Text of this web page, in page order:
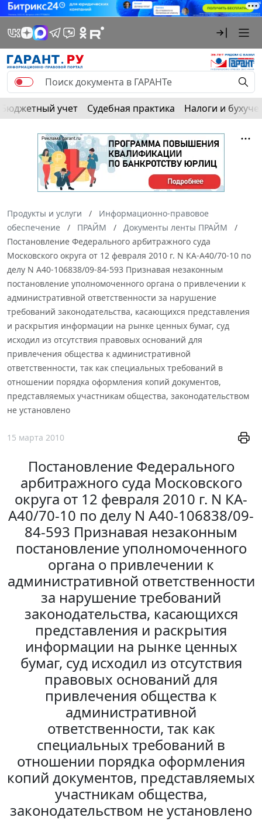
Бюджетный учет Судебная практика Налоги и
Продукты и услуги
Информационно-правовое
обеспечение
ПРАЙМ
Документы ленты ПРАЙМ
Постановление Федерального арбитражного суда
Московского округа от 12 февраля 2010 г. N КА-А40/70-10 по
делу N А40-106838/09-84-593 Признавая незаконным
постановление уполномоченного органа о привлечении к
административной ответственности за нарушение
требований законодательства, касающихся представления
и раскрытия информации на рынке ценных бумаг, суд
исходил из отсутствия правовых оснований для
привлечения общества к административной
ответственности, так как специальных требований в
отношении порядка оформления копий документов,
представляемых участникам общества, законодательством
не установлено
15 марта 2010
Постановление Федерального
арбитражного суда Московского
округа от 12 февраля 2010 г. N КА-
А40/70-10 по делу N А40-106838/09-
84-593 Признавая незаконным
постановление уполномоченного
органа о привлечении к
административной ответственности
за нарушение требований
законодательства, касающихся
представления и раскрытия
информации на рынке ценных
бумаг, суд исходил из отсутствия
правовых оснований для
привлечения общества к
административной
ответственности, так как
специальных требований в
отношении порядка оформления
копий документов, представляемых
участникам общества,
законодательством не установлено